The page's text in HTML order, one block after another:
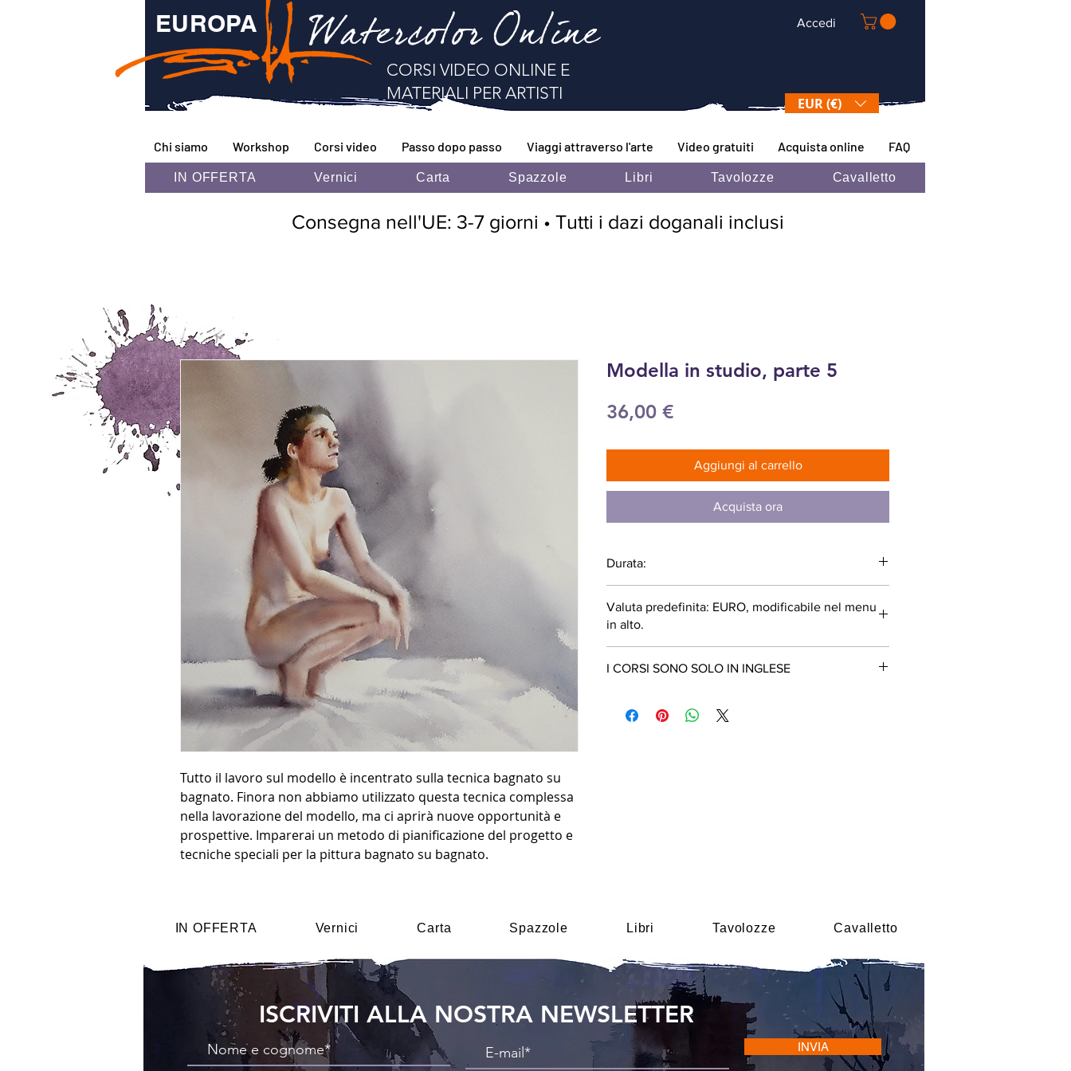
Watercolor Online Accedi
CORSI VIDEO ONLINE E
MATERIALI PER ARTISTI
EUR (€)
EUROPA
Chi siamo Workshop Corsi video Passo dopo passo Viaggi attraverso l'arte Video gratuiti Acquista online FAQ
IN OFFERTA Vernici Carta Spazzole Libri Tavolozze Cavalletto
Consegna nell'UE: 3-7 giorni • Tutti i dazi doganali inclusi
Tutto il lavoro sul modello è incentrato sulla tecnica bagnato su
bagnato. Finora non abbiamo utilizzato questa tecnica complessa
nella lavorazione del modello, ma ci aprirà nuove opportunità e
prospettive. Imparerai un metodo di pianificazione del progetto e
tecniche speciali per la pittura bagnato su bagnato.
Modella in studio, parte 5
36,00 €
Aggiungi al carrello
Acquista ora
Durata:
Valuta predefinita: EURO, modificabile nel menu
in alto.
I CORSI SONO SOLO IN INGLESE
IN OFFERTA Vernici Carta Spazzole Libri Tavolozze Cavalletto
ISCRIVITI ALLA NOSTRA NEWSLETTER
INVIA